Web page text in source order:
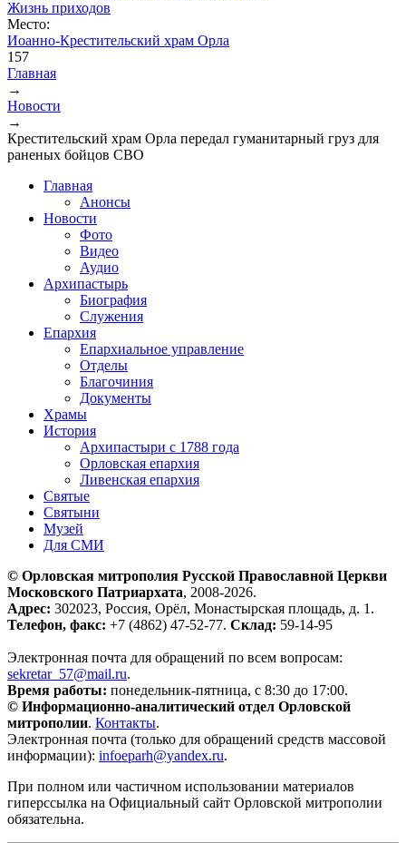
Жизнь приходов
Место:
Иоанно-Крестительский храм Орла
157
Вы здесь
Главная
→
Новости
→
Крестительский храм Орла передал гуманитарный груз для
раненых бойцов СВО
Главная
Анонсы
Новости
Фото
Видео
Аудио
Архипастырь
Биография
Служения
Епархия
Епархиальное управление
Отделы
Благочиния
Документы
Храмы
История
Архипастыри с 1788 года
Орловская епархия
Ливенская епархия
Святые
Святыни
Музей
Для СМИ
© Орловская митрополия Русской Православной Церкви
Московского Патриархата, 2008-2026.
Адрес: 302023, Россия, Орёл, Монастырская площадь, д. 1.
Телефон, факс: +7 (4862) 47-52-77. Склад: 59-14-95
Электронная почта для обращений по всем вопросам:
sekretar_57@mail.ru.
Время работы: понедельник-пятница, с 8:30 до 17:00.
© Информационно-аналитический отдел Орловской
митрополии. Контакты.
Электронная почта (только для обращений средств массовой
информации): infoeparh@yandex.ru.
При полном или частичном использовании материалов
гиперссылка на Официальный сайт Орловской митрополии
обязательна.